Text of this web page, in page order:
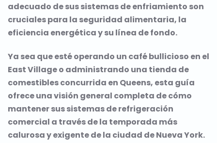
adecuado de sus sistemas de enfriamiento son
cruciales para la seguridad alimentaria, la
eficiencia energética y su línea de fondo.
Ya sea que esté operando un café bullicioso en el
East Village o administrando una tienda de
comestibles concurrida en Queens, esta guía
ofrece una visión general completa de cómo
mantener sus sistemas de refrigeración
comercial a través de la temporada más
calurosa y exigente de la ciudad de Nueva York.